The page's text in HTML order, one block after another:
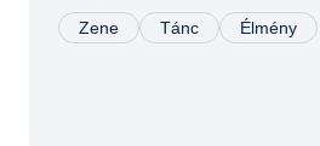
Zene Tánc Élmény